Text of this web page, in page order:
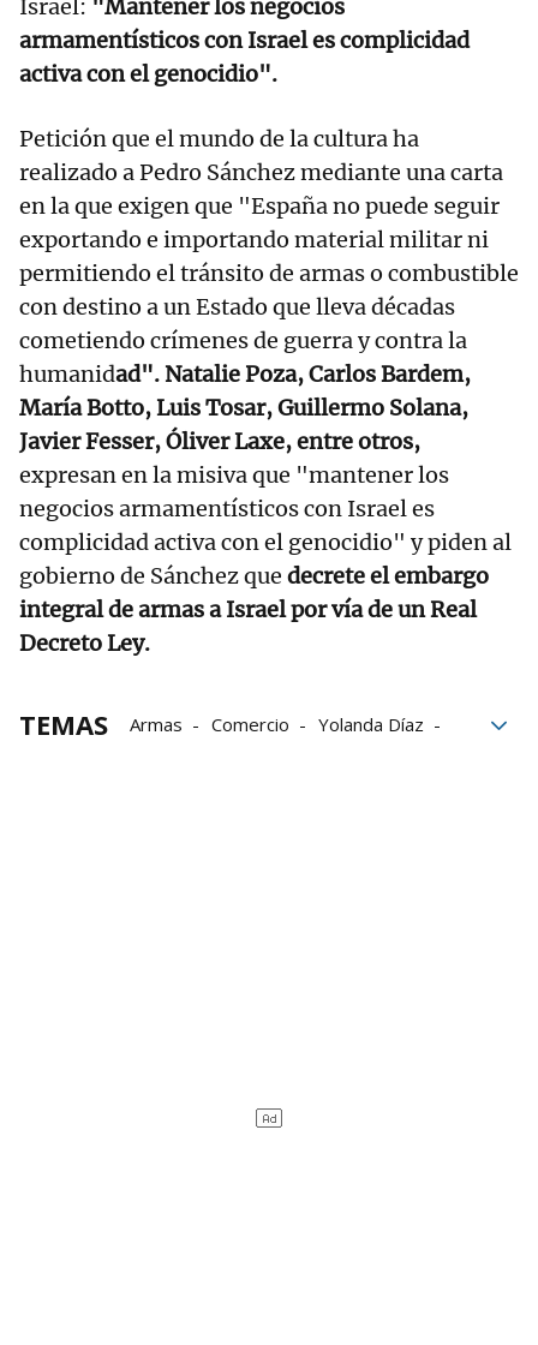
Israel: "Mantener los negocios
armamentísticos con Israel es complicidad
activa con el genocidio".
Petición que el mundo de la cultura ha
realizado a Pedro Sánchez mediante una carta
en la que exigen que "España no puede seguir
exportando e importando material militar ni
permitiendo el tránsito de armas o combustible
con destino a un Estado que lleva décadas
cometiendo crímenes de guerra y contra la
humanidad". Natalie Poza, Carlos Bardem,
María Botto, Luis Tosar, Guillermo Solana,
Javier Fesser, Óliver Laxe, entre otros,
expresan en la misiva que "mantener los
negocios armamentísticos con Israel es
complicidad activa con el genocidio" y piden al
gobierno de Sánchez que decrete el embargo
integral de armas a Israel por vía de un Real
Decreto Ley.
TEMAS Armas Comercio
Yolanda Díaz